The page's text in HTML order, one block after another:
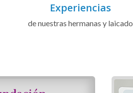
Experiencias
de nuestras hermanas y laicado